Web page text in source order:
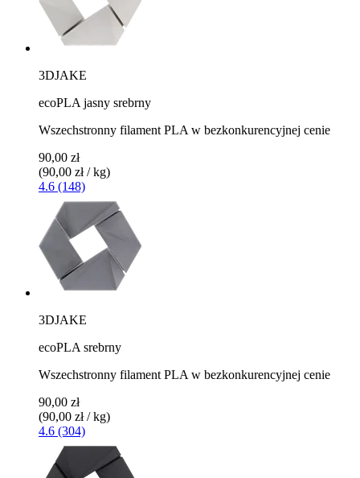
3DJAKE
ecoPLA jasny srebrny
Wszechstronny filament PLA w bezkonkurencyjnej cenie
90,00 zł
(90,00 zł / kg)
4.6 (148)
3DJAKE
ecoPLA srebrny
Wszechstronny filament PLA w bezkonkurencyjnej cenie
90,00 zł
(90,00 zł / kg)
4.6 (304)